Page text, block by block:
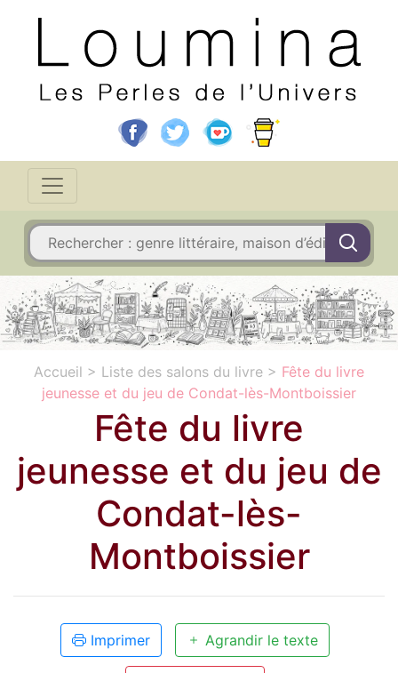
Accueil > Liste des salons du livre > Fête du livre
jeunesse et du jeu de Condat-lès-Montboissier
Fête du livre
jeunesse et du jeu de
Condat-lès-
Montboissier
Imprimer Agrandir le texte